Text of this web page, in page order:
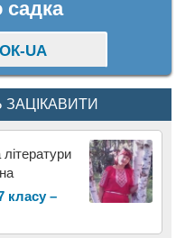
садка
UA
класу –